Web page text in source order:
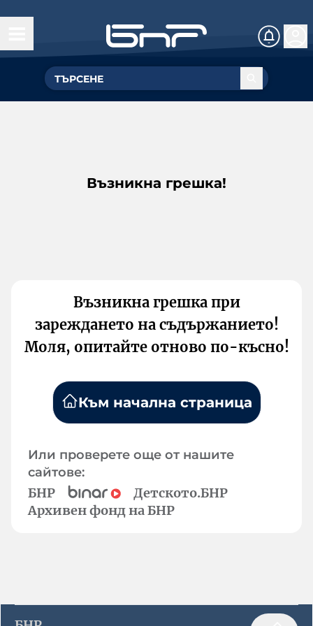
Възникна грешка!
Възникна грешка при
зареждането на съдържанието!
Моля, опитайте отново по-късно!
Към начална страница
Или проверете още от нашите
сайтове:
БНР
Детското.БНР
Архивен фонд на БНР